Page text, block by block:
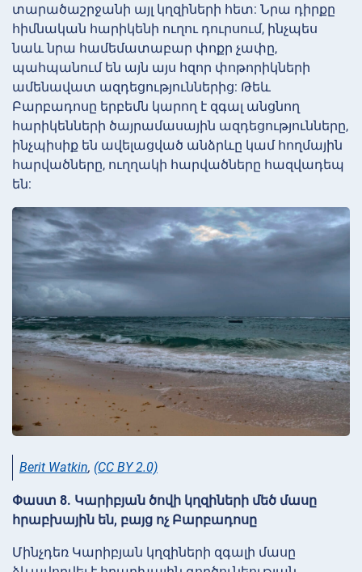
տարածաշրջանի այլ կղզիների հետ: Նրա դիրքը
հիմնական հարիկենի ուղու դուրսում, ինչպես
նաև նրա համեմատաբար փոքր չափը,
պահպանում են այն այս հզոր փոթորիկների
ամենավատ ազդեցություններից: Թեև
Բարբադոսը երբեմն կարող է զգալ անցնող
հարիկենների ծայրամասային ազդեցությունները,
ինչպիսիք են ավելացված անձրևը կամ հողմային
հարվածները, ուղղակի հարվածները հազվադեպ
են:
Berit Watkin, (CC BY 2.0)
Փաստ 8. Կարիբյան ծովի կղզիների մեծ մասը
հրաբխային են, բայց ոչ Բարբադոսը
Մինչդեռ Կարիբյան կղզիների զգալի մասը